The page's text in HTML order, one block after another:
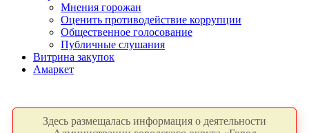
Мнения горожан
Оценить противодействие коррупции
Общественное голосование
Публичные слушания
Витрина закупок
Амаркет
Здесь размещалась информация о деятельности